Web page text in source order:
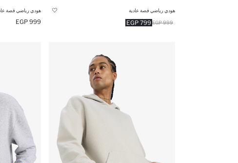
هودي رياضي قصة عادية
799 EGP 999 EGP
هودي رياضي قصة
999 EGP